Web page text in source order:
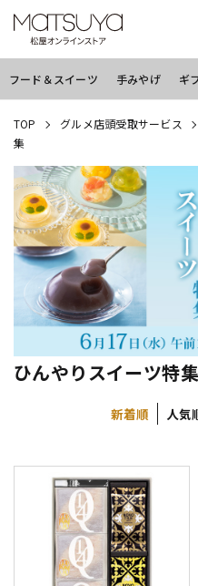
フード＆スイーツ 手みやげ ギ
TOP グルメ店頭受取サービス
集
ひんやりスイーツ特集
新着順 人気